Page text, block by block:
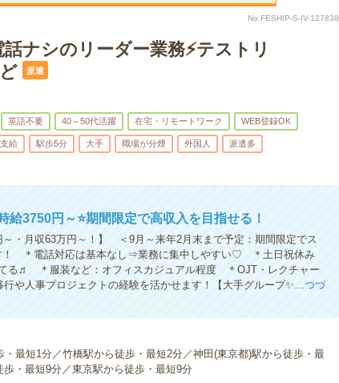
No.FESHIP-S-IV-127838
話ナシのリーダー業務⚡テストリ
派遣
英語不要 40～50代活躍 在宅・リモートワーク WEB登録OK
給 駅歩5分 大手 職場が分煙 外国人 派遣多
3750円～⭐期間限定で高収入を目指せる！
～・月収63万円～！】 ＜9月～来年2月末まで予定：期間限定でス
！ ＊電話対応は基本なし⇒業務に集中しやすい♡ ＊土日祝休み
る♬ ＊服装など：オフィスカジュアル程度 ＊OJT・レクチャー
や人事プロジェクトの経験を活かせます！【大手グループ✨…つづ
・最短1分／竹橋駅から徒歩・最短2分／神田(東京都)駅から徒歩・最
・最短9分／東京駅から徒歩・最短9分